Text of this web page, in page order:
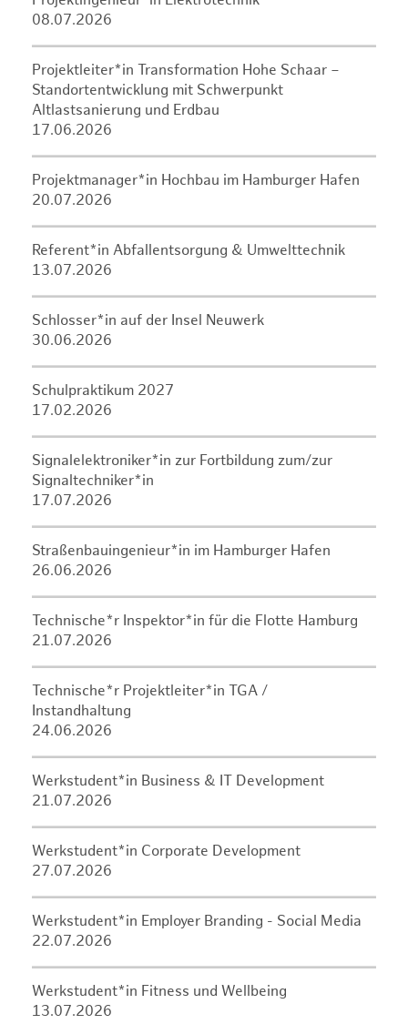
08.07.2026
Projektleiter*in Transformation Hohe Schaar –
Standortentwicklung mit Schwerpunkt
Altlastsanierung und Erdbau
17.06.2026
Projektmanager*in Hochbau im Hamburger Hafen
20.07.2026
Referent*in Abfallentsorgung & Umwelttechnik
13.07.2026
Schlosser*in auf der Insel Neuwerk
30.06.2026
Schulpraktikum 2027
17.02.2026
Signalelektroniker*in zur Fortbildung zum/zur
Signaltechniker*in
17.07.2026
Straßenbauingenieur*in im Hamburger Hafen
26.06.2026
Technische*r Inspektor*in für die Flotte Hamburg
21.07.2026
Technische*r Projektleiter*in TGA /
Instandhaltung
24.06.2026
Werkstudent*in Business & IT Development
21.07.2026
Werkstudent*in Corporate Development
27.07.2026
Werkstudent*in Employer Branding - Social Media
22.07.2026
Werkstudent*in Fitness und Wellbeing
13.07.2026